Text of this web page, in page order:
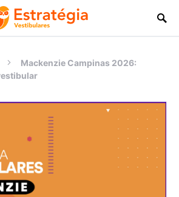
Mackenzie Campinas 2026: